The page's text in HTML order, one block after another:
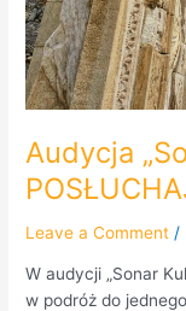
Audycja
Leave a Comment /
W audycji „Sonar
w podróż do